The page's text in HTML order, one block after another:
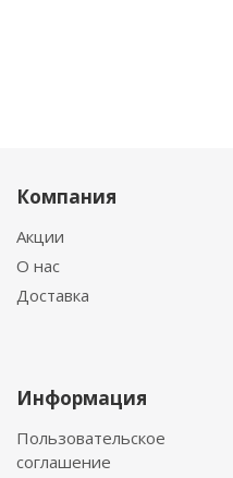
Компания
Акции
О нас
Доставка
Информация
Пользовательское
соглашение